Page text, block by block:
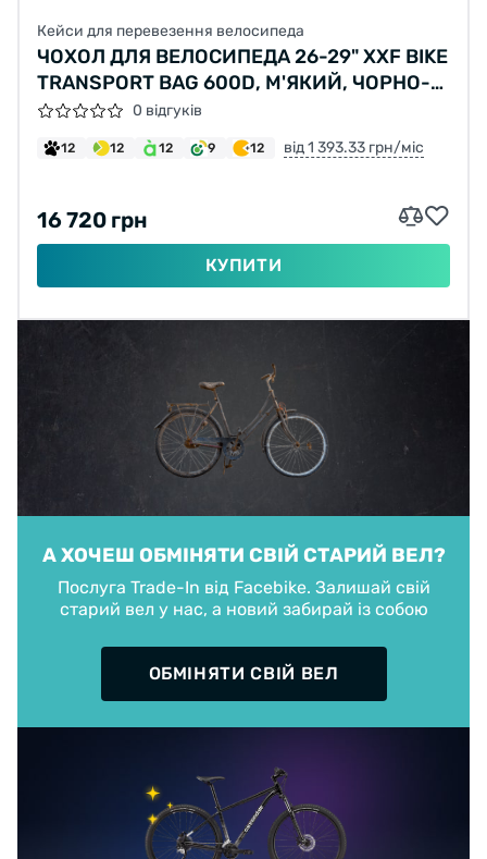
Кейси для перевезення велосипеда
ЧОХОЛ ДЛЯ ВЕЛОСИПЕДА 26-29" XXF BIKE
TRANSPORT BAG 600D, М'ЯКИЙ, ЧОРНО-
СІРИЙ
0 відгуків
12 12 12 9 12 від 1 393.33 грн/міс
16 720 грн
КУПИТИ
А ХОЧЕШ ОБМІНЯТИ СВІЙ СТАРИЙ ВЕЛ?
Послуга Trade-In від Facebike. Залишай свій
старий вел у нас, а новий забирай із собою
ОБМІНЯТИ СВІЙ ВЕЛ